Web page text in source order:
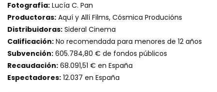
Fotografía: Lucía C. Pan
Productoras: Aquí y Allí Films, Cósmica Producións
Distribuidoras: Sideral Cinema
Calificación: No recomendada para menores de 12 años
Subvención: 605.784,80 € de fondos públicos
Recaudación: 68.091,51 € en España
Espectadores: 12.037 en España